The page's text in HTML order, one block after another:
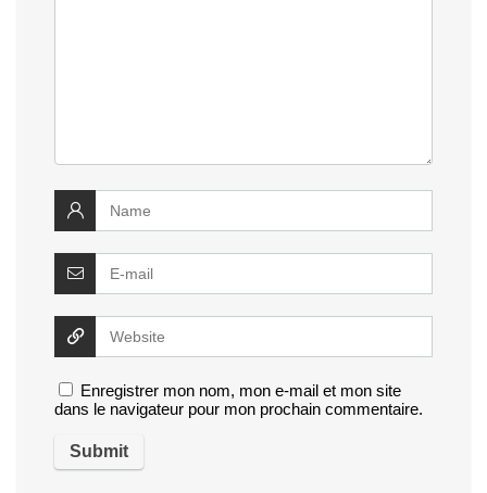
Enregistrer mon nom, mon e-mail et mon site
dans le navigateur pour mon prochain commentaire.